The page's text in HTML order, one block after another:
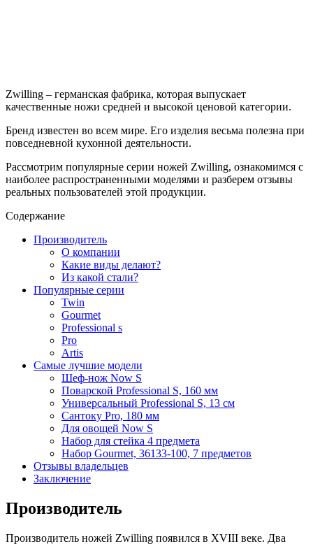
Zwilling – германская фабрика, которая выпускает
качественные ножи средней и высокой ценовой категории.
Бренд известен во всем мире. Его изделия весьма полезна при
повседневной кухонной деятельности.
Рассмотрим популярные серии ножей Zwilling, ознакомимся с
наиболее распространенными моделями и разберем отзывы
реальных пользователей этой продукции.
Содержание
Производитель
О компании
Какие виды делают?
Из какой стали?
Популярные серии
Twin
Gourmet
Professional s
Pro
Artis
Самые лучшие модели
Шеф-нож Now S
Поварской Professional S, 160 мм
Универсальный Professional S, 13 см
Сантоку Pro, 180 мм
Для овощей Now S
Набор для стейка 4 предмета
Набор Gourmet, 36133-100, 7 предметов
Отзывы владельцев
Заключение
Производитель
Производитель ножей Zwilling появился в ХVIII веке. Два